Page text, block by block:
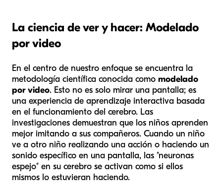
La ciencia de ver y hacer: Modelado
por video
En el centro de nuestro enfoque se encuentra la
metodología científica conocida como modelado
por video. Esto no es solo mirar una pantalla; es
una experiencia de aprendizaje interactiva basada
en el funcionamiento del cerebro. Las
investigaciones demuestran que los niños aprenden
mejor imitando a sus compañeros. Cuando un niño
ve a otro niño realizando una acción o haciendo un
sonido específico en una pantalla, las "neuronas
espejo" en su cerebro se activan como si ellos
mismos lo estuvieran haciendo.